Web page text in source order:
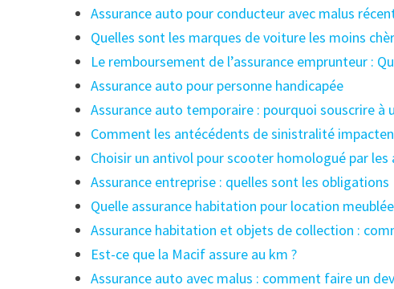
Assurance auto pour conducteur avec malus
Quelles sont les marques de voiture les moins
Le remboursement de l’assurance emprunteur :
Assurance auto pour personne handicapée
Assurance auto temporaire : pourquoi souscrire à
Comment les antécédents de sinistralité
Choisir un antivol pour scooter homologué par les
Assurance entreprise : quelles sont les obligations
Quelle assurance habitation pour location
Assurance habitation et objets de collection :
Est-ce que la Macif assure au km ?
Assurance auto avec malus : comment faire un